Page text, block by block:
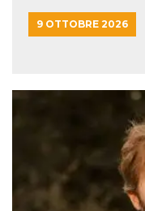
9 OTTOBRE 2026